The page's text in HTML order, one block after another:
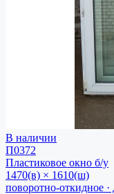
В наличии
П0372
Пластиковое окно б/у
1470(в) × 1610(ш)
поворотно-откидное